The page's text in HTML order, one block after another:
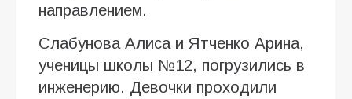
направлением.
Слабунова Алиса и Ятченко Арина,
ученицы школы №12, погрузились в
инженерию. Девочки проходили